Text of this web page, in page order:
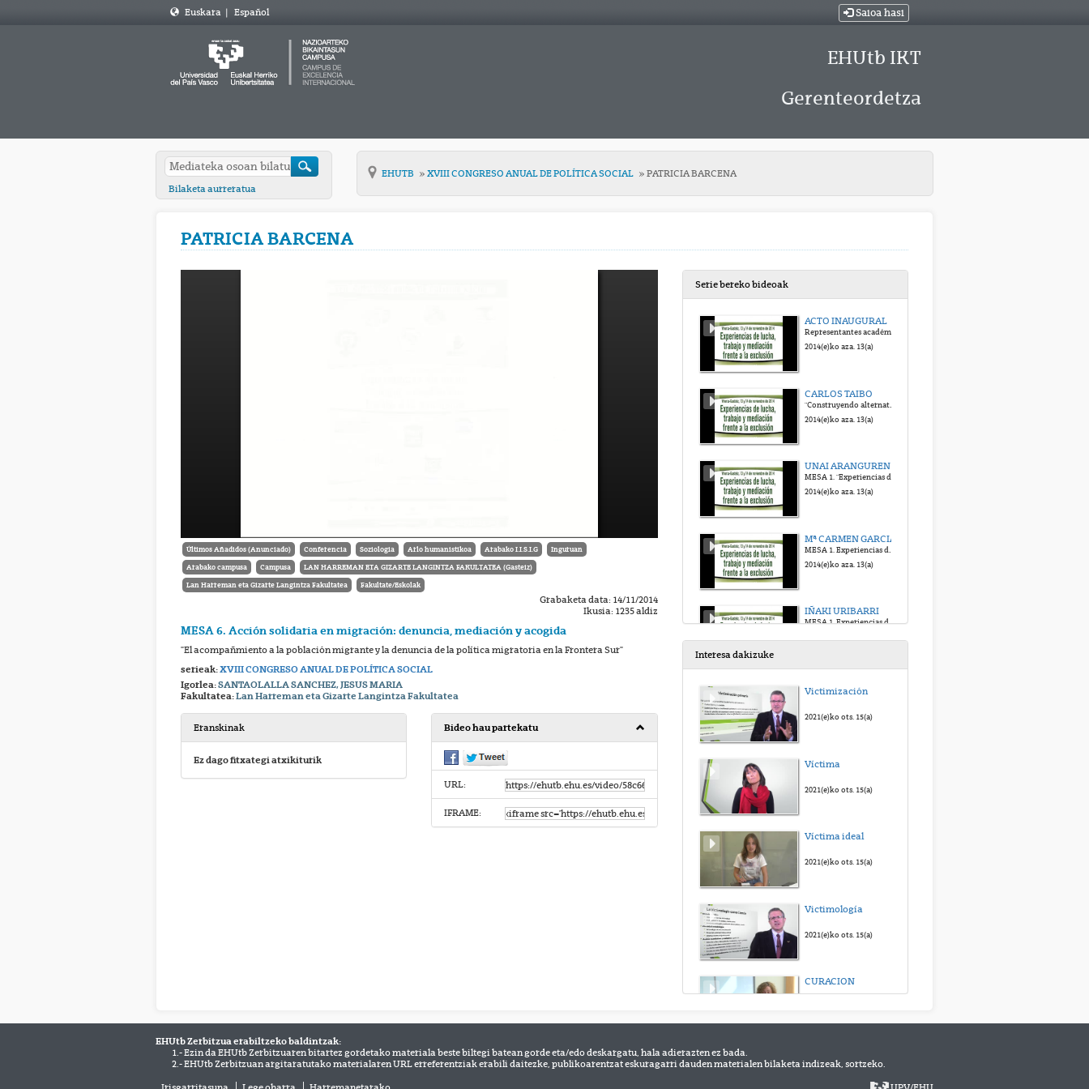
Euskara | Español Saioa hasi
EHUtb IKT
Gerenteordetza
Bilaketa aurreratua
EHUTB XVIII CONGRESO ANUAL DE POLÍTICA SOCIAL PATRICIA BARCENA
PATRICIA BARCENA
Últimos Añadidos (Anunciado) Conferencia Soziologia Arlo humanistikoa Arabako I.I.S.I.G Inguruan
Arabako campusa Campusa LAN HARREMAN ETA GIZARTE LANGINTZA FAKULTATEA (Gasteiz)
Lan Harreman eta Gizarte Langintza Fakultatea Fakultate/Eskolak
Grabaketa data: 14/11/2014
Ikusia: 1235 aldiz
MESA 6. Acción solidaria en migración: denuncia, mediación y acogida
"El acompañmiento a la población migrante y la denuncia de la política migratoria en la Frontera Sur"
serieak:XVIII CONGRESO ANUAL DE POLÍTICA SOCIAL
Igorlea:SANTAOLALLA SANCHEZ, JESUS MARIA
Fakultatea:Lan Harreman eta Gizarte Langintza Fakultatea
Eranskinak
Ez dago fitxategi atxikiturik
Bideo hau partekatu
URL:
IFRAME:
Serie bereko bideoak
ACTO INAUGURAL
Representantes académicos e institucionales
2014(e)ko aza. 13(a)
CARLOS TAIBO
"Construyendo alternativas al capitalismo: propuestas y experiencias transformadoras"
2014(e)ko aza. 13(a)
UNAI ARANGUREN
MESA 1. "Experiencias de lucha contra la explotación y la pobreza"
2014(e)ko aza. 13(a)
Mª CARMEN GARCIA
2014(e)ko aza. 13(a)
IÑAKI URIBARRI
MESA 1. Experiencias de lucha contra la explotación y la pobreza
Interesa dakizuke
Victimización
2021(e)ko ots. 15(a)
Víctima
2021(e)ko ots. 15(a)
Víctima ideal
2021(e)ko ots. 15(a)
Victimología
2021(e)ko ots. 15(a)
CURACION
EHUtb Zerbitzua erabiltzeko baldintzak:
1.- Ezin da EHUtb Zerbitzuaren bitartez gordetako materiala beste biltegi batean gorde eta/edo deskargatu, hala adierazten ez bada.
2.- EHUtb Zerbitzuan argitaratutako materialaren URL erreferentziak erabili daitezke, publikoarentzat eskuragarri dauden materialen bilaketa indizeak, sortzeko.